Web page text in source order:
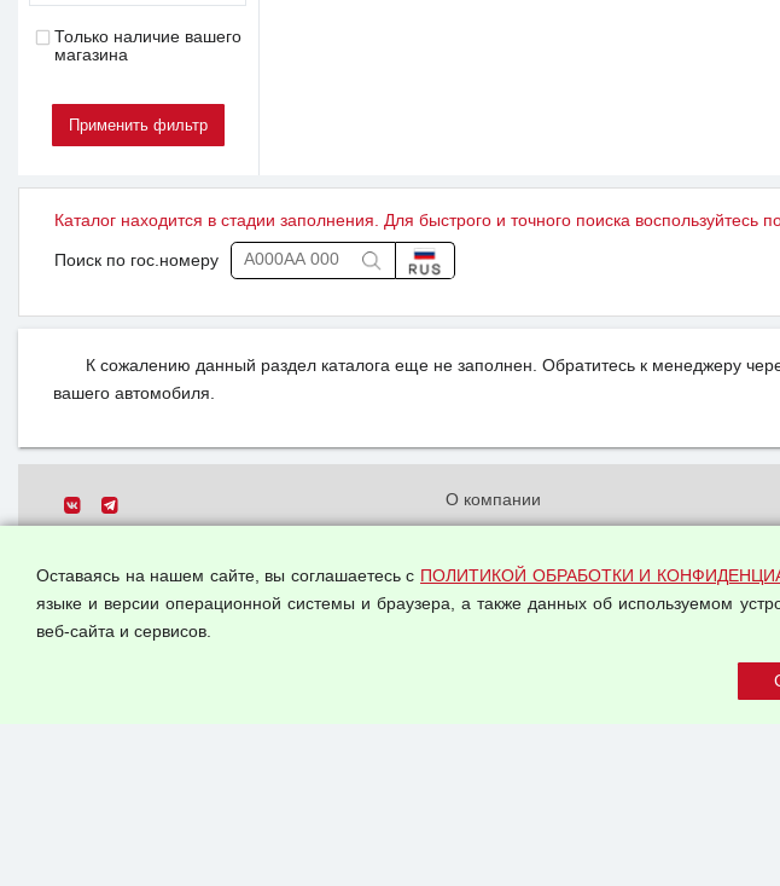
Только наличие вашего
магазина
Каталог находится в стадии заполнения. Для быстрого и точного поиска
Поиск по гос.номеру
К сожалению данный раздел каталога еще не заполнен. Обратитесь к менеджеру
вашего автомобиля.
Все права защищены.
О компании
данных
Оставаясь на нашем сайте, вы соглашаетесь с ПОЛИТИКОЙ ОБРАБОТКИ И
языке и версии операционной системы и браузера, а также данных об используемом
веб-сайта и сервисов.